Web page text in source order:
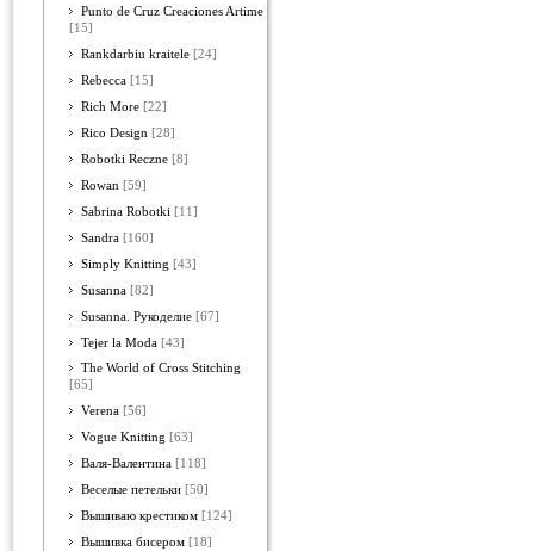
Punto de Cruz Creaciones Artime
[15]
Rankdarbiu kraitele [24]
Rebecca [15]
Rich More [22]
Rico Design [28]
Robotki Reczne [8]
Rowan [59]
Sabrina Robotki [11]
Sandra [160]
Simply Knitting [43]
Susanna [82]
Susanna. Рукоделие [67]
Tejer la Moda [43]
The World of Cross Stitching
[65]
Verena [56]
Vogue Knitting [63]
Валя-Валентина [118]
Веселые петельки [50]
Вышиваю крестиком [124]
Вышивка бисером [18]